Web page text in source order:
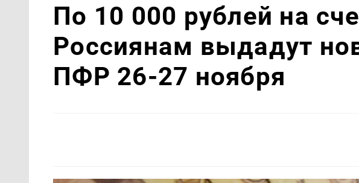
По 10 000 рублей на
Россиянам выдадут
ПФР 26-27 ноября